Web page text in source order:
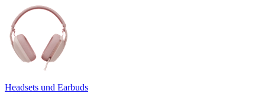
Headsets und Earbuds